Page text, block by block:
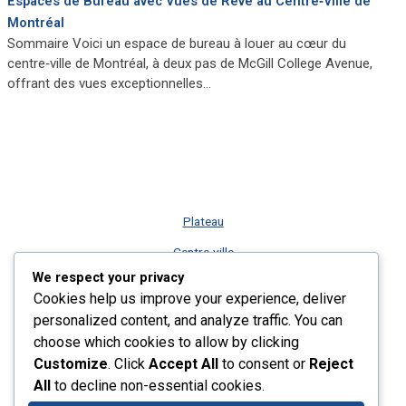
Montréal
Sommaire Voici un espace de bureau à louer au cœur du
centre‑ville de Montréal, à deux pas de McGill College Avenue,
offrant des vues exceptionnelles…
Plateau
Centre-ville
Vieux-Montréal
Rive-Sud
Nos services
Plus récents listings
We respect your privacy
Cookies help us improve your experience, deliver
personalized content, and analyze traffic. You can
choose which cookies to allow by clicking
Customize. Click Accept All to consent or Reject
All to decline non-essential cookies.